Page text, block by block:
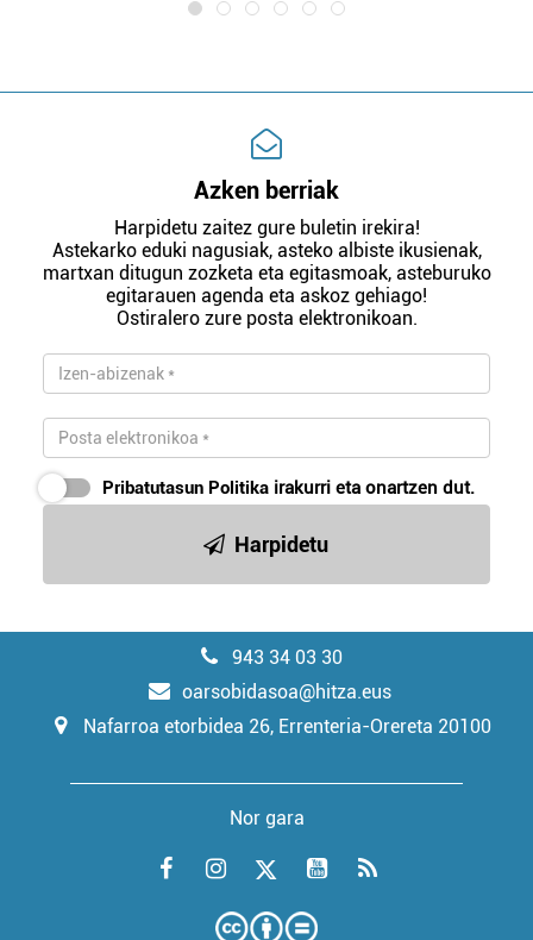
Azken berriak
Harpidetu zaitez gure buletin irekira!
Astekarko eduki nagusiak, asteko albiste ikusienak,
martxan ditugun zozketa eta egitasmoak, asteburuko
egitarauen agenda eta askoz gehiago!
Ostiralero zure posta elektronikoan.
Pribatutasun Politika irakurri eta onartzen dut.
Harpidetu
943 34 03 30
oarsobidasoa@hitza.eus
Nafarroa etorbidea 26, Errenteria-Orereta 20100
Nor gara